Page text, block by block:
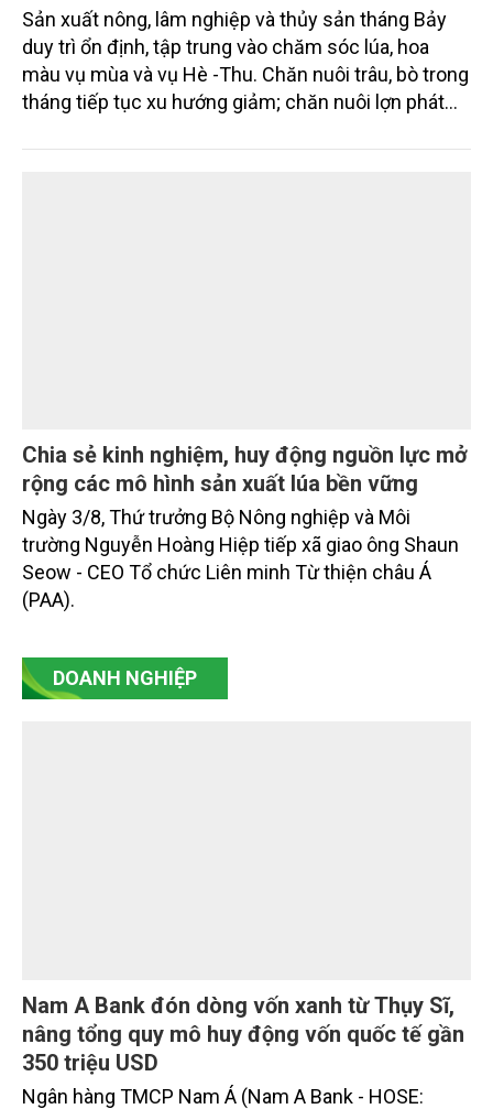
Sản xuất nông, lâm nghiệp và thủy sản tháng Bảy
duy trì ổn định, tập trung vào chăm sóc lúa, hoa
màu vụ mùa và vụ Hè -Thu. Chăn nuôi trâu, bò trong
tháng tiếp tục xu hướng giảm; chăn nuôi lợn phát
trưởng khá. Diện tích rừng trồng mới và sản lượng
Chia sẻ kinh nghiệm, huy động nguồn lực mở
rộng các mô hình sản xuất lúa bền vững
Ngày 3/8, Thứ trưởng Bộ Nông nghiệp và Môi
trường Nguyễn Hoàng Hiệp tiếp xã giao ông Shaun
Seow - CEO Tổ chức Liên minh Từ thiện châu Á
(PAA).
DOANH NGHIỆP
Nam A Bank đón dòng vốn xanh từ Thụy Sĩ,
nâng tổng quy mô huy động vốn quốc tế gần
350 triệu USD
Ngân hàng TMCP Nam Á (Nam A Bank - HOSE: